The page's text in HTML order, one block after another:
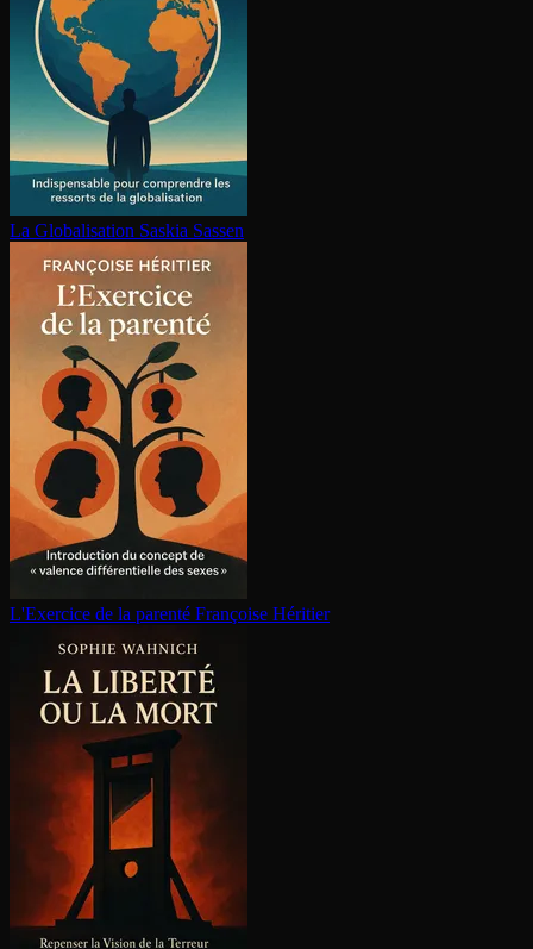
La Glo­ba­li­sa­tion Saskia Sassen
L'Exercice de la parenté Françoise Héritier